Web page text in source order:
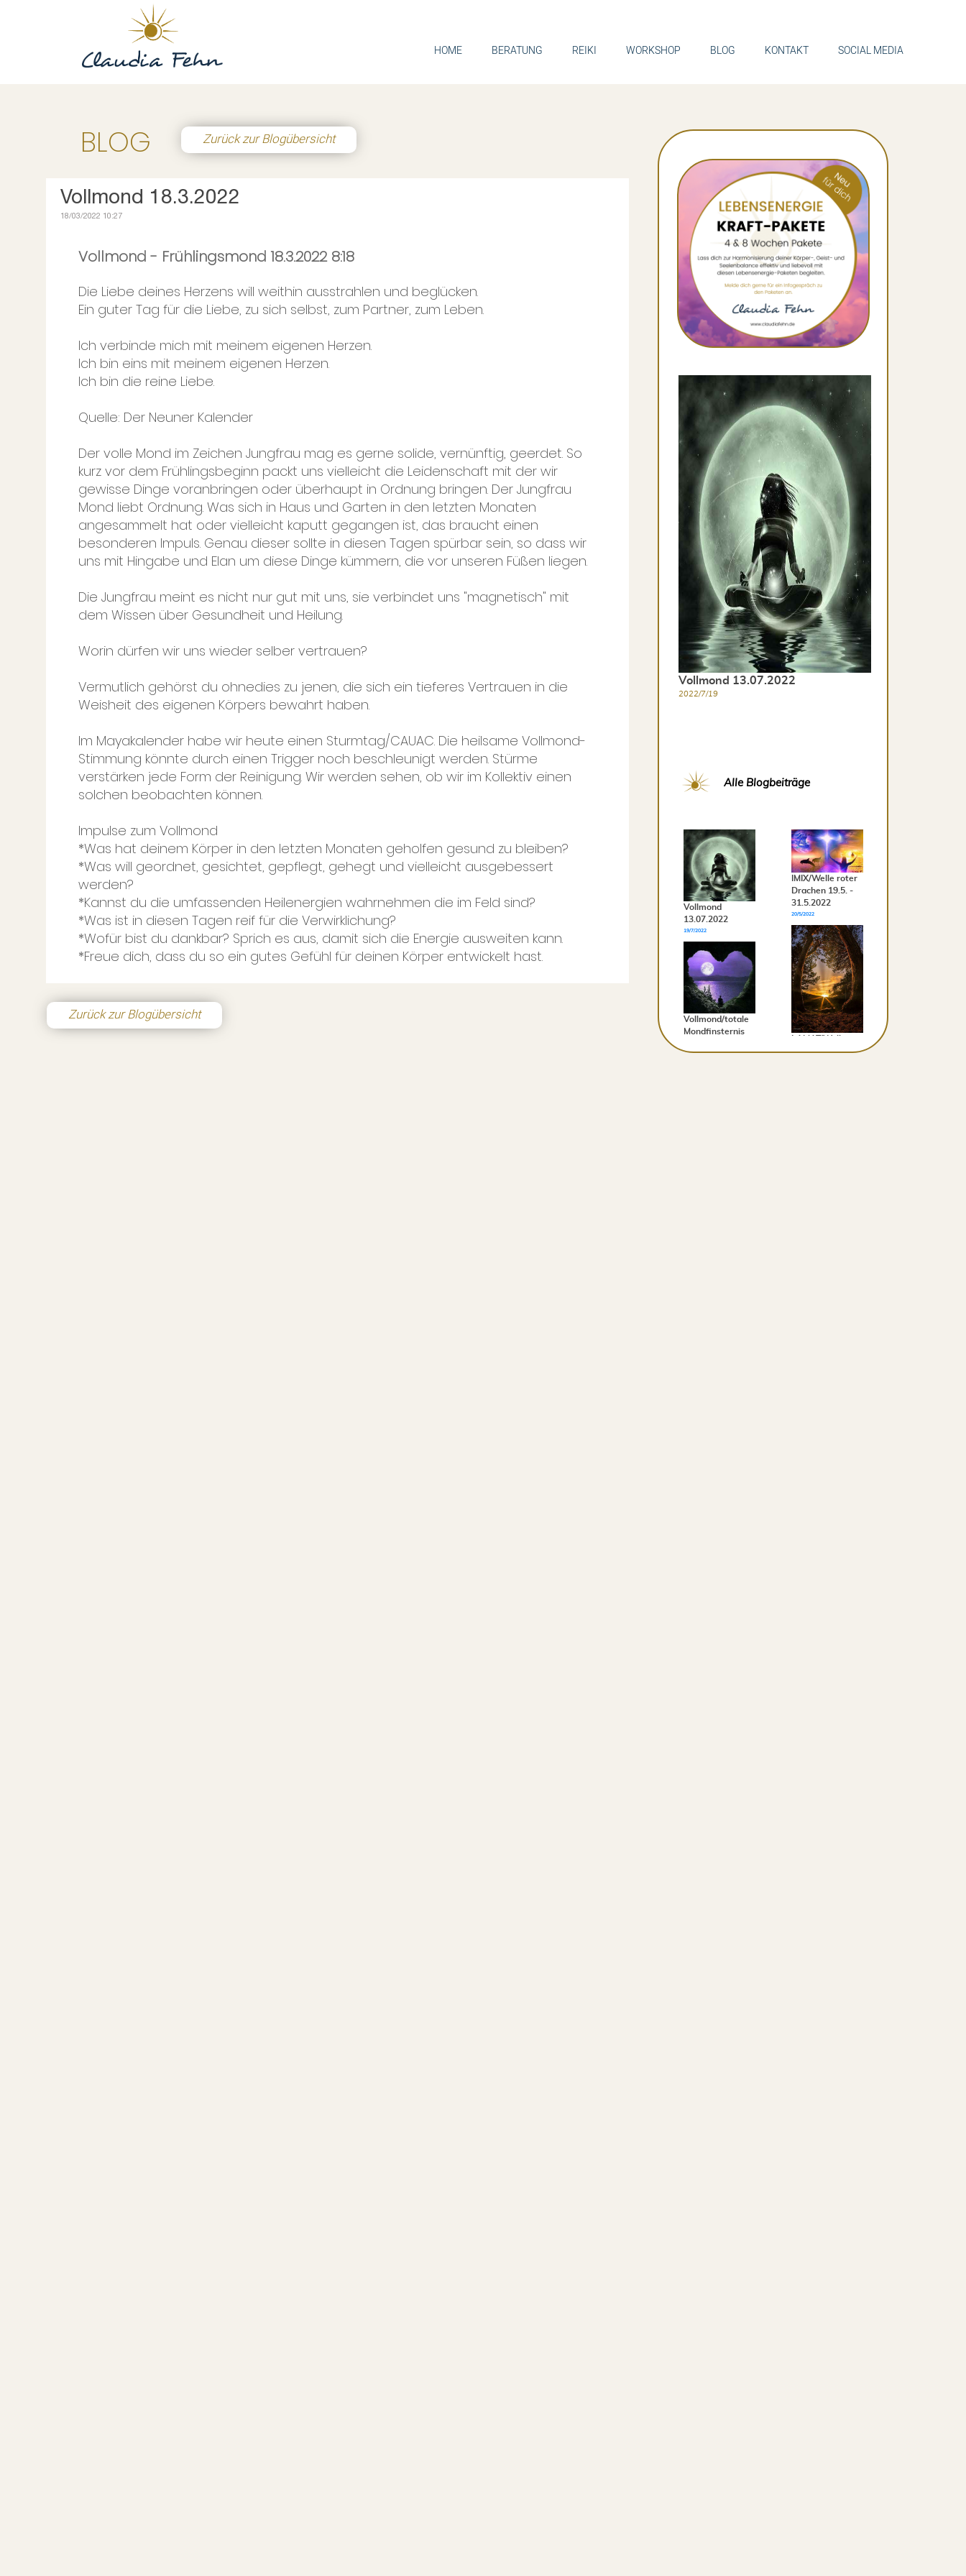
HOME BERATUNG REIKI WORKSHOP BLOG KONTAKT SOCIAL MEDIA
Vollmond 18.3.2022
18/03/2022 10:27
Vollmond - Frühlingsmond 18.3.2022 8:18
Die Liebe deines Herzens will weithin ausstrahlen und beglücken.
Ein guter Tag für die Liebe, zu sich selbst, zum Partner, zum Leben.
Ich verbinde mich mit meinem eigenen Herzen.
Ich bin eins mit meinem eigenen Herzen.
Ich bin die reine Liebe.
Quelle: Der Neuner Kalender
Der volle Mond im Zeichen Jungfrau mag es gerne solide, vernünftig, geerdet. So
kurz vor dem Frühlingsbeginn packt uns vielleicht die Leidenschaft mit der wir
gewisse Dinge voranbringen oder überhaupt in Ordnung bringen. Der Jungfrau
Mond liebt Ordnung. Was sich in Haus und Garten in den letzten Monaten
angesammelt hat oder vielleicht kaputt gegangen ist, das braucht einen
besonderen Impuls. Genau dieser sollte in diesen Tagen spürbar sein, so dass wir
uns mit Hingabe und Elan um diese Dinge kümmern, die vor unseren Füßen liegen.
Die Jungfrau meint es nicht nur gut mit uns, sie verbindet uns "magnetisch" mit
dem Wissen über Gesundheit und Heilung.
Worin dürfen wir uns wieder selber vertrauen?
Vermutlich gehörst du ohnedies zu jenen, die sich ein tieferes Vertrauen in die
Weisheit des eigenen Körpers bewahrt haben.
Im Mayakalender habe wir heute einen Sturmtag/CAUAC. Die heilsame Vollmond-
Stimmung könnte durch einen Trigger noch beschleunigt werden. Stürme
verstärken jede Form der Reinigung. Wir werden sehen, ob wir im Kollektiv einen
solchen beobachten können.
Impulse zum Vollmond
*Was hat deinem Körper in den letzten Monaten geholfen gesund zu bleiben?
*Was will geordnet, gesichtet, gepflegt, gehegt und vielleicht ausgebessert
werden?
*Kannst du die umfassenden Heilenergien wahrnehmen die im Feld sind?
*Was ist in diesen Tagen reif für die Verwirklichung?
*Wofür bist du dankbar? Sprich es aus, damit sich die Energie ausweiten kann.
*Freue dich, dass du so ein gutes Gefühl für deinen Körper entwickelt hast.
Zurück zur Blogübersicht
Vollmond 13.07.2022
2022/7/19
Vollmond
13.07.2022
19/7/2022
Vollmond/totale
Mondfinsternis
IMIX/Welle roter
Drachen 19.5. -
31.5.2022
20/5/2022
LAMAT/Welle
gelber Stern 6.5.
Alle Blogbeiträge
BLOG
Zurück zur Blogübersicht